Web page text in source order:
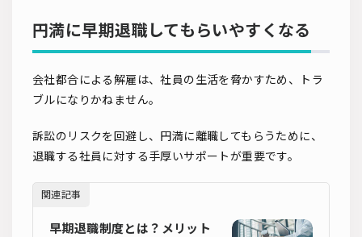
円満に早期退職してもらいやすくなる
会社都合による解雇は、社員の生活を脅かすため、トラ
ブルになりかねません。
訴訟のリスクを回避し、円満に離職してもらうために、
退職する社員に対する手厚いサポートが重要です。
関連記事
早期退職制度とは？メリット